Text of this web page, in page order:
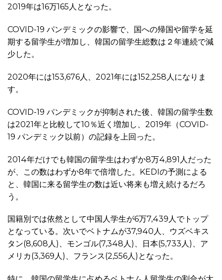
2019年は16万165人となった。
COVID-19 パンデミックの影響で、国への帰国や留学を延
期する留学生が増加し、韓国の留学生総数は２年連続で減
少した。
2020年には153,676人、2021年には152,258人になりま
す。
COVID-19 パンデミックが抑制された後、韓国の留学生数
は2021年と比較して10％近く増加し、2019年（COVID-
19 パンデミック以前）の記録を上回った。
2014年だけでも韓国の留学生はわずか8万4,891人だった
が、この数はわずか8年で倍増した。KEDIの予測による
と、韓国に来る留学生の数は近い将来も増え続けるだろ
う。
国籍別では依然として中国人学生が6万7,439人でトップ
となっている。次いでベトナムが37,940人、ウズベキス
タン(8,608人)、モンゴル(7,348人)、日本(5,733人)、ア
メリカ(3,369人)、フランス(2,556人)となった。